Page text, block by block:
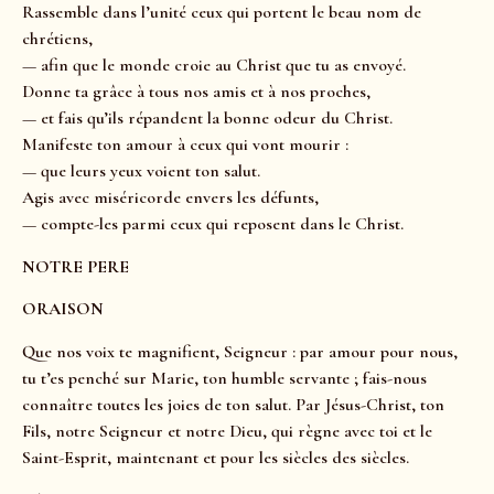
Rassemble dans l’unité ceux qui portent le beau nom de
chrétiens,
— afin que le monde croie au Christ que tu as envoyé.
Donne ta grâce à tous nos amis et à nos proches,
— et fais qu’ils répandent la bonne odeur du Christ.
Manifeste ton amour à ceux qui vont mourir :
— que leurs yeux voient ton salut.
Agis avec miséricorde envers les défunts,
— compte-les parmi ceux qui reposent dans le Christ.
NOTRE PERE
ORAISON
Que nos voix te magnifient, Seigneur : par amour pour nous,
tu t’es penché sur Marie, ton humble servante ; fais-nous
connaître toutes les joies de ton salut. Par Jésus-Christ, ton
Fils, notre Seigneur et notre Dieu, qui règne avec toi et le
Saint-Esprit, maintenant et pour les siècles des siècles.